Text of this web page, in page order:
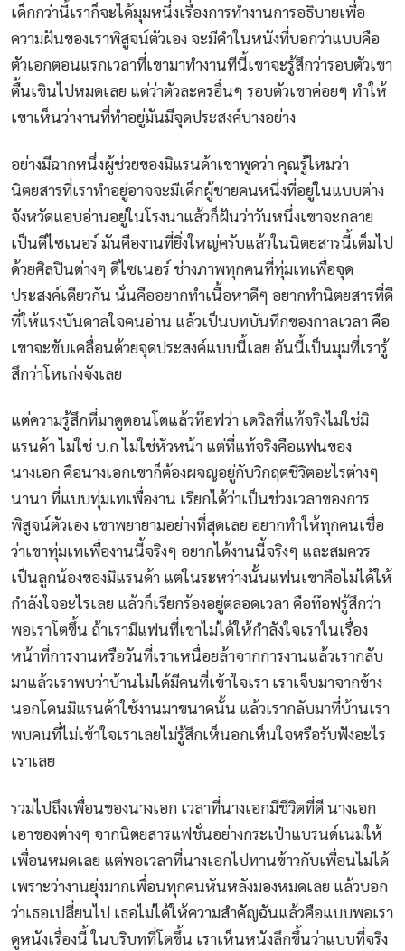
เด็กกว่านี้เราก็จะได้มุมหนึ่งเรื่องการทำงานการอธิบายเพื่อ
ความฝันของเราพิสูจน์ตัวเอง จะมีคำในหนังที่บอกว่าแบบคือ
ตัวเอกตอนแรกเวลาที่เขามาทำงานทีนี้เขาจะรู้สึกว่ารอบตัวเขา
ตื้นเขินไปหมดเลย แต่ว่าตัวละครอื่นๆ รอบตัวเขาค่อยๆ ทำให้
เขาเห็นว่างานที่ทำอยู่มันมีจุดประสงค์บางอย่าง
อย่างมีฉากหนึ่งผู้ช่วยของมิแรนด้าเขาพูดว่า คุณรู้ไหมว่า
นิตยสารที่เราทำอยู่อาจจะมีเด็กผู้ชายคนหนึ่งที่อยู่ในแบบต่าง
จังหวัดแอบอ่านอยู่ในโรงนาแล้วก็ฝันว่าวันหนึ่งเขาจะกลาย
เป็นดีไซเนอร์ มันคืองานที่ยิ่งใหญ่ครับแล้วในนิตยสารนี้เต็มไป
ด้วยศิลปินต่างๆ ดีไซเนอร์ ช่างภาพทุกคนที่ทุ่มเทเพื่อจุด
ประสงค์เดียวกัน นั่นคืออยากทำเนื้อหาดีๆ อยากทำนิตยสารที่ดี
ที่ให้แรงบันดาลใจคนอ่าน แล้วเป็นบทบันทึกของกาลเวลา คือ
เขาจะขับเคลื่อนด้วยจุดประสงค์แบบนี้เลย อันนี้เป็นมุมที่เรารู้
สึกว่าโหเก่งจังเลย
แต่ความรู้สึกที่มาดูตอนโตแล้วท๊อฟว่า เดวิลที่แท้จริงไม่ใช่มิ
แรนด้า ไม่ใช่ บ.ก ไม่ใช่หัวหน้า แต่ที่แท้จริงคือแฟนของ
นางเอก คือนางเอกเขาก็ต้องผจญอยู่กับวิกฤตชีวิตอะไรต่างๆ
นานา ที่แบบทุ่มเทเพื่องาน เรียกได้ว่าเป็นช่วงเวลาของการ
พิสูจน์ตัวเอง เขาพยายามอย่างที่สุดเลย อยากทำให้ทุกคนเชื่อ
ว่าเขาทุ่มเทเพื่องานนี้จริงๆ อยากได้งานนี้จริงๆ และสมควร
เป็นลูกน้องของมิแรนด้า แต่ในระหว่างนั้นแฟนเขาคือไม่ได้ให้
กำลังใจอะไรเลย แล้วก็เรียกร้องอยู่ตลอดเวลา คือท๊อฟรู้สึกว่า
พอเราโตขึ้น ถ้าเรามีแฟนที่เขาไม่ได้ให้กำลังใจเราในเรื่อง
หน้าที่การงานหรือวันที่เราเหนื่อยล้าจากการงานแล้วเรากลับ
มาแล้วเราพบว่าบ้านไม่ได้มีคนที่เข้าใจเรา เราเจ็บมาจากข้าง
นอกโดนมิแรนด้าใช้งานมาขนาดนั้น แล้วเรากลับมาที่บ้านเรา
พบคนที่ไม่เข้าใจเราเลยไม่รู้สึกเห็นอกเห็นใจหรือรับฟังอะไร
เราเลย
รวมไปถึงเพื่อนของนางเอก เวลาที่นางเอกมีชีวิตที่ดี นางเอก
เอาของต่างๆ จากนิตยสารแฟชั่นอย่างกระเป๋าแบรนด์เนมให้
เพื่อนหมดเลย แต่พอเวลาที่นางเอกไปทานข้าวกับเพื่อนไม่ได้
เพราะว่างานยุ่งมากเพื่อนทุกคนหันหลังมองหมดเลย แล้วบอก
ว่าเธอเปลี่ยนไป เธอไม่ได้ให้ความสำคัญฉันแล้วคือแบบพอเรา
ดูหนังเรื่องนี้ ในบริบทที่โตขึ้น เราเห็นหนังลึกขึ้นว่าแบบที่จริง